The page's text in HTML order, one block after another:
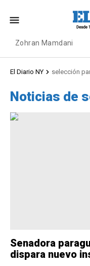
Zohran Mamdani
El Diario NY selección
Noticias de
Senadora
dispara nuevo